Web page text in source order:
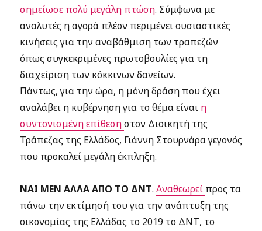
σημείωσε πολύ μεγάλη πτώση. Σύμφωνα με
αναλυτές η αγορά πλέον περιμένει ουσιαστικές
κινήσεις για την αναβάθμιση των τραπεζών
όπως συγκεκριμένες πρωτοβουλίες για τη
διαχείριση των κόκκινων δανείων.
Πάντως, για την ώρα, η μόνη δράση που έχει
αναλάβει η κυβέρνηση για το θέμα είναι η
συντονισμένη επίθεσηστον Διοικητή της
Τράπεζας της Ελλάδος, Γιάννη Στουρνάρα γεγονός
που προκαλεί μεγάλη έκπληξη.
ΝΑΙ ΜΕΝ ΑΛΛΑ ΑΠΟ ΤΟ ΔΝΤ.Αναθεωρεί προς τα
πάνω την εκτίμησή του για την ανάπτυξη της
οικονομίας της Ελλάδας το 2019 το ΔΝΤ, το